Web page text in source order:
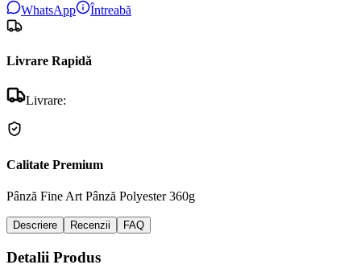
WhatsApp Întreabă
Livrare Rapidă
Livrare:
Calitate Premium
Pânză Fine Art Pânză Polyester 360g
Descriere Recenzii FAQ
Detalii Produs